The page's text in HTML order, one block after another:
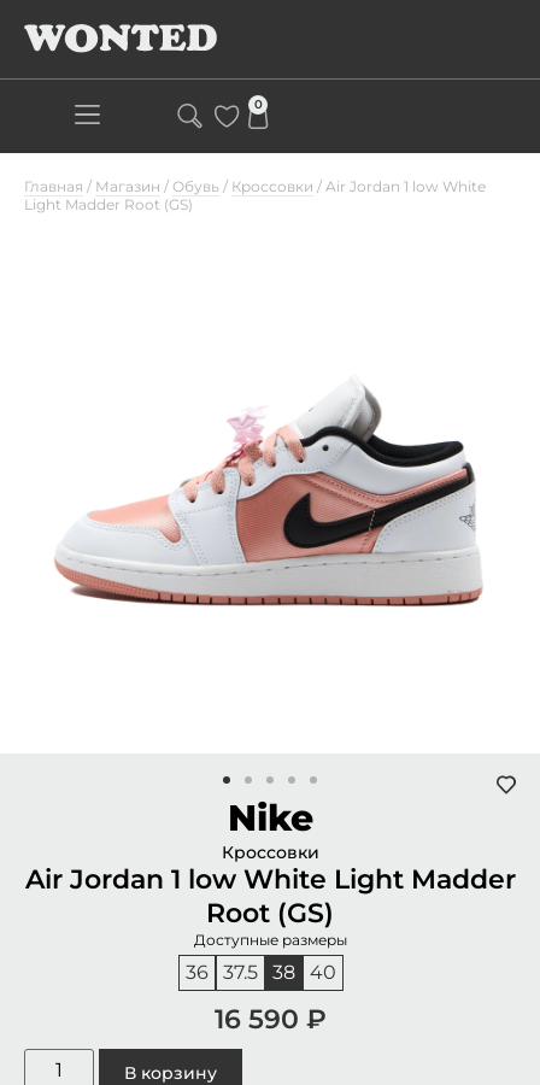
0
Главная / Магазин / Обувь / Кроссовки / Air Jordan 1 low White
Light Madder Root (GS)
Nike
Кроссовки
Air Jordan 1 low White Light Madder
Root (GS)
Доступные размеры
36 37.5 38 40
16 590 ₽
В корзину